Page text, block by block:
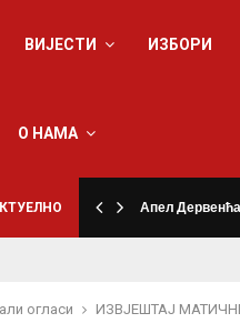
ВИЈЕСТИ ИЗБОРИ
О НАМА
Апел
огласи ИЗВЈЕШТАЈ